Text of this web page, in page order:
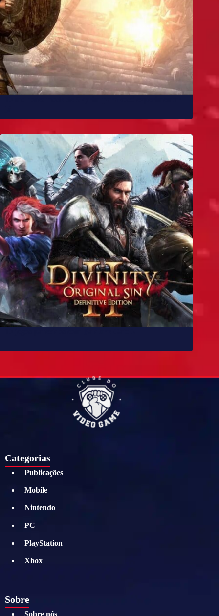
Categorias
Publicações
Mobile
Nintendo
PC
PlayStation
Xbox
Sobre
Sobre nós